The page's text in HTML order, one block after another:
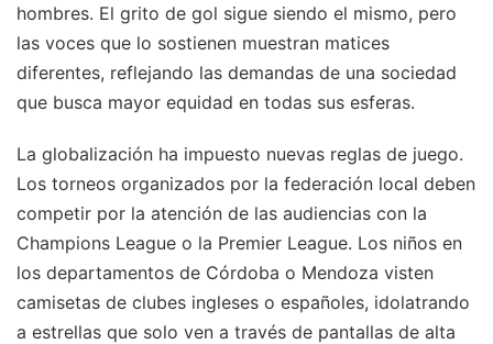
hombres. El grito de gol sigue siendo el mismo, pero
las voces que lo sostienen muestran matices
diferentes, reflejando las demandas de una sociedad
que busca mayor equidad en todas sus esferas.
La globalización ha impuesto nuevas reglas de juego.
Los torneos organizados por la federación local deben
competir por la atención de las audiencias con la
Champions League o la Premier League. Los niños en
los departamentos de Córdoba o Mendoza visten
camisetas de clubes ingleses o españoles, idolatrando
a estrellas que solo ven a través de pantallas de alta